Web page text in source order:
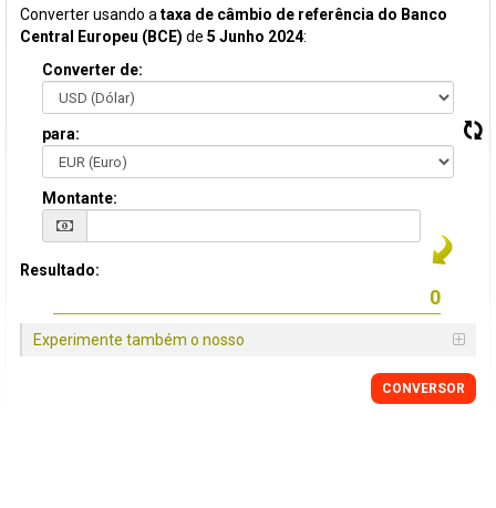
Converter usando a taxa de câmbio de referência do Banco
Central Europeu (BCE) de 5 Junho 2024:
Converter de:
para:
Montante:
Resultado:
Experimente também o nosso
CONVERSOR